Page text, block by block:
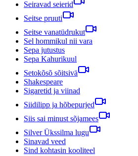
Seiravad seierid
Seitse pruuti
Seitse vanatüdrukut
Sel hommikul nii vara
Sepa jutustus
Sepa Kahurikuul
Setokõsõ sõitsivä
Shakespeare
Sigaretid ja viinad
Siidilipp ja hõbepurjed
Siis sai minust sõjamees
Silver Ükssilma lugu
Sinavad veed
Sind kohtasin kooliteel